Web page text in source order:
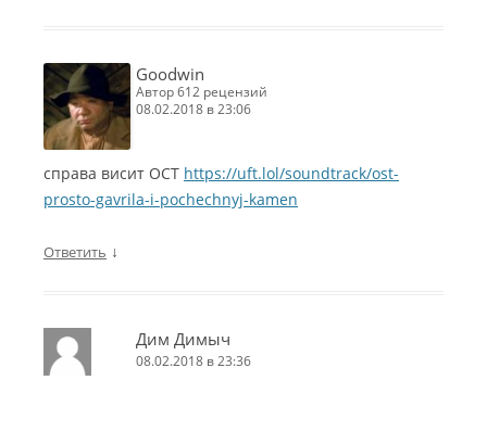
Goodwin
автор 612 рецензий
08.02.2018 в 23:06
справа висит ОСТ https://uft.lol/soundtrack/ost-
prosto-gavrila-i-pochechnyj-kamen
Ответить ↓
Дим Димыч
08.02.2018 в 23:36